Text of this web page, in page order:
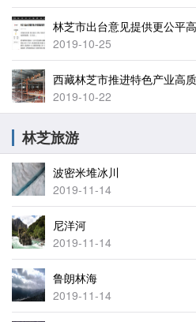
林芝市出台意见提供更公平
2019-10-25
西藏林芝市推进特色产业高
2019-10-22
林芝旅游
波密米堆冰川
2019-11-14
尼洋河
2019-11-14
鲁朗林海
2019-11-14